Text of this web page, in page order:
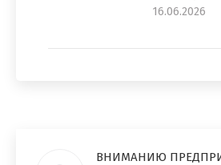
16.06.2026
ВНИМАНИЮ